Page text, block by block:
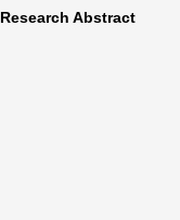
Research Abstract